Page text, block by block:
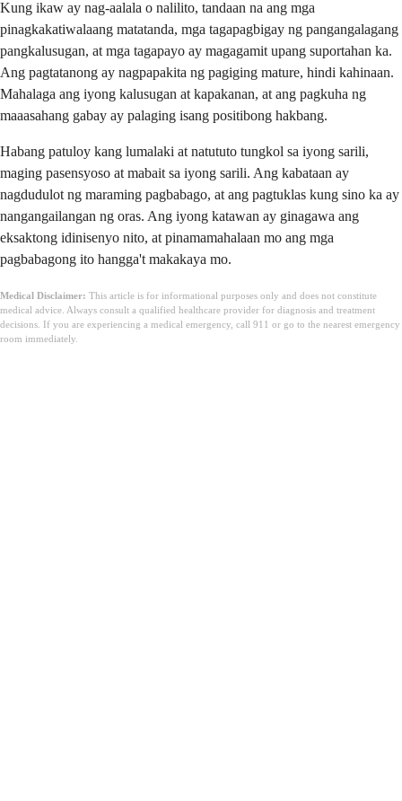
Kung ikaw ay nag-aalala o nalilito, tandaan na ang mga
pinagkakatiwalaang matatanda, mga tagapagbigay ng pangangalagang
pangkalusugan, at mga tagapayo ay magagamit upang suportahan ka.
Ang pagtatanong ay nagpapakita ng pagiging mature, hindi kahinaan.
Mahalaga ang iyong kalusugan at kapakanan, at ang pagkuha ng
maaasahang gabay ay palaging isang positibong hakbang.
Habang patuloy kang lumalaki at natututo tungkol sa iyong sarili,
maging pasensyoso at mabait sa iyong sarili. Ang kabataan ay
nagdudulot ng maraming pagbabago, at ang pagtuklas kung sino ka ay
nangangailangan ng oras. Ang iyong katawan ay ginagawa ang
eksaktong idinisenyo nito, at pinamamahalaan mo ang mga
pagbabagong ito hangga't makakaya mo.
Medical Disclaimer: This article is for informational purposes only and does not constitute
medical advice. Always consult a qualified healthcare provider for diagnosis and treatment
decisions. If you are experiencing a medical emergency, call 911 or go to the nearest emergency
room immediately.